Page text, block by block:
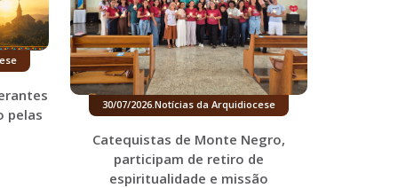
pelas
30/07/2026.Notícias da Arquidiocese
Catequistas de Monte Negro,
participam de retiro de
espiritualidade e missão